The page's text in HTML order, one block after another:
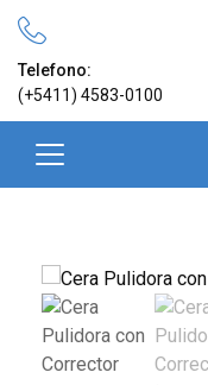
Telefono:
(+5411) 4583-0100